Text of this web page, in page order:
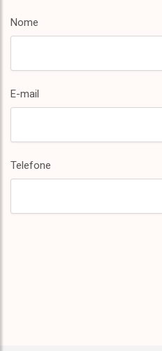
Nome
E-mail
Telefone